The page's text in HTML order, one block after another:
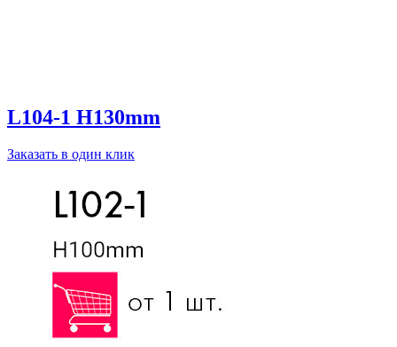
L104-1 H130mm
Заказать в один клик